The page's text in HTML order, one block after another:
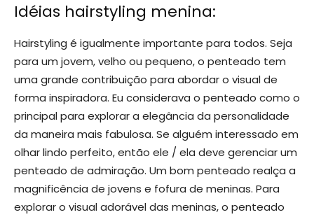
Idéias hairstyling menina:
Hairstyling é igualmente importante para todos. Seja
para um jovem, velho ou pequeno, o penteado tem
uma grande contribuição para abordar o visual de
forma inspiradora. Eu considerava o penteado como o
principal para explorar a elegância da personalidade
da maneira mais fabulosa. Se alguém interessado em
olhar lindo perfeito, então ele / ela deve gerenciar um
penteado de admiração. Um bom penteado realça a
magnificência de jovens e fofura de meninas. Para
explorar o visual adorável das meninas, o penteado